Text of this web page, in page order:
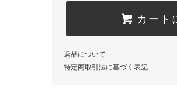
カート
返品について
特定商取引法に基づく表記